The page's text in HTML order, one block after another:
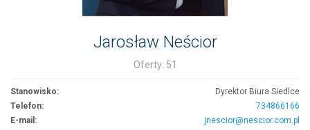
Jarosław Neścior
Oferty: 51
Stanowisko:
Dyrektor Biura Siedlce
Telefon:
734866166
E-mail:
jnescior@nescior.com.pl